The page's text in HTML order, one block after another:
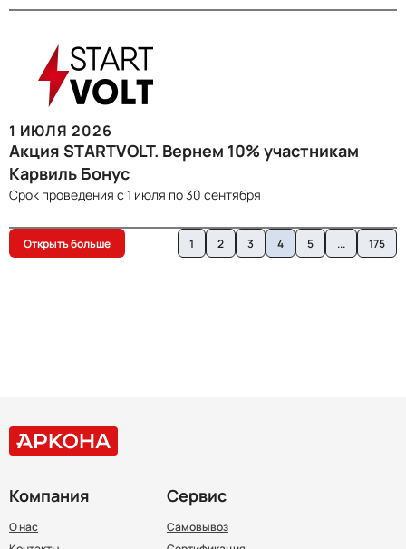
1 ИЮЛЯ 2026
Акция STARTVOLT. Вернем 10% участникам
Карвиль Бонус
Срок проведения с 1 июля по 30 сентября
Открыть больше 1 2 3 4 5 ... 175
Компания
О нас
Сервис
Самовывоз